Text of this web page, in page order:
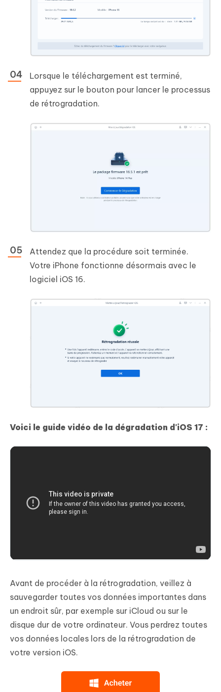
Lorsque le téléchargement est terminé,
appuyez sur le bouton pour lancer le processus
de rétrogradation.
Attendez que la procédure soit terminée.
Votre iPhone fonctionne désormais avec le
logiciel iOS 16.
Voici le guide vidéo de la dégradation d'iOS 17 :
Avant de procéder à la rétrogradation, veillez à
sauvegarder toutes vos données importantes dans
un endroit sûr, par exemple sur iCloud ou sur le
disque dur de votre ordinateur. Vous perdrez toutes
vos données locales lors de la rétrogradation de
votre version iOS.